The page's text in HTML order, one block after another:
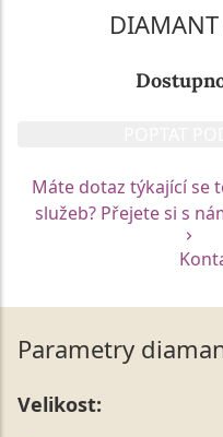
DIAMANT
Máte dotaz týkající se
služeb? Přejete si s
Parametry
Velikost: